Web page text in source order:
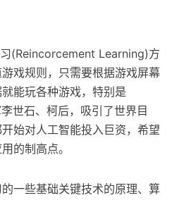
(Reincorcement Learning)方
戏规则，只需要根据游戏屏幕
能玩各种游戏，特别是
世石、柯后，吸引了世界目
始对人工智能投入巨资，希望
的制高点。
一些基础关键技术的原理、算